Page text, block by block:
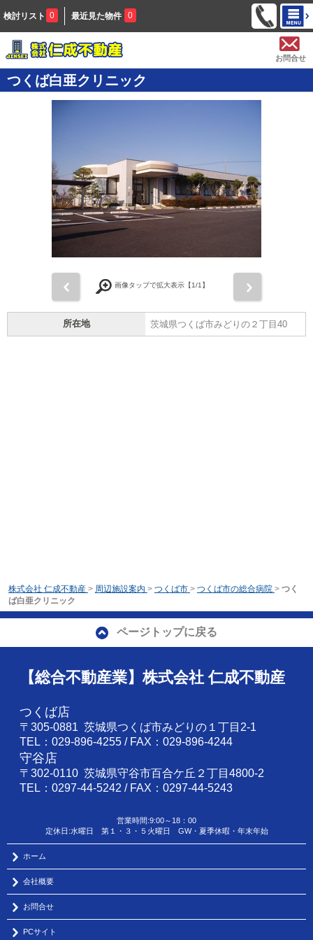
検討リスト 0 最近見た物件 0
お問合せ
つくば白亜クリニック
画像タップで拡大表示【1/1】
所在地 茨城県つくば市みどりの２丁目40
株式会社 仁成不動産 > 周辺施設案内 > つくば市 > つくば市の総合病院 > つく
ば白亜クリニック
ページトップに戻る
【総合不動産業】株式会社 仁成不動産
つくば店
〒305-0881 茨城県つくば市みどりの１丁目2-1
TEL：029-896-4255 / FAX：029-896-4244
守谷店
〒302-0110 茨城県守谷市百合ケ丘２丁目4800-2
TEL：0297-44-5242 / FAX：0297-44-5243
営業時間:9:00～18：00
定休日:水曜日 第１・３・５火曜日 GW・夏季休暇・年末年始
ホーム
会社概要
お問合せ
PCサイト